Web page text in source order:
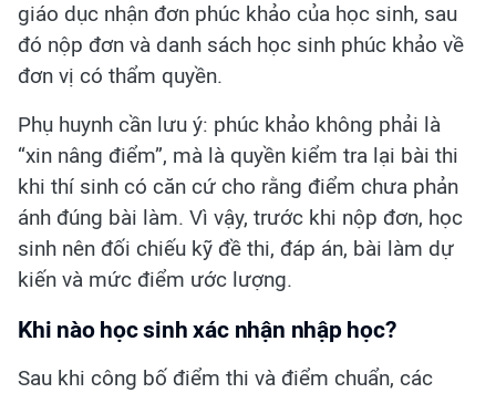
giáo dục nhận đơn phúc khảo của học sinh, sau
đó nộp đơn và danh sách học sinh phúc khảo về
đơn vị có thẩm quyền.
Phụ huynh cần lưu ý: phúc khảo không phải là
“xin nâng điểm”, mà là quyền kiểm tra lại bài thi
khi thí sinh có căn cứ cho rằng điểm chưa phản
ánh đúng bài làm. Vì vậy, trước khi nộp đơn, học
sinh nên đối chiếu kỹ đề thi, đáp án, bài làm dự
kiến và mức điểm ước lượng.
Khi nào học sinh xác nhận nhập học?
Sau khi công bố điểm thi và điểm chuẩn, các